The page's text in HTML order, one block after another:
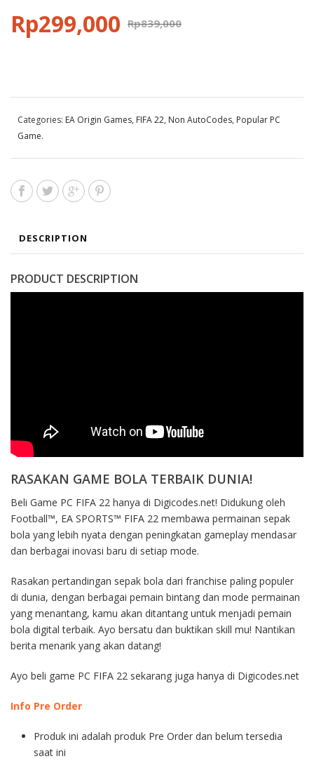
Rp839,000
Rp299,000
Categories: EA Origin Games, FIFA 22, Non AutoCodes, Popular PC
Game.
DESCRIPTION
PRODUCT DESCRIPTION
RASAKAN GAME BOLA TERBAIK DUNIA!
Beli Game PC FIFA 22 hanya di Digicodes.net! Didukung oleh
Football™, EA SPORTS™ FIFA 22 membawa permainan sepak
bola yang lebih nyata dengan peningkatan gameplay mendasar
dan berbagai inovasi baru di setiap mode.
Rasakan pertandingan sepak bola dari franchise paling populer
di dunia, dengan berbagai pemain bintang dan mode permainan
yang menantang, kamu akan ditantang untuk menjadi pemain
bola digital terbaik. Ayo bersatu dan buktikan skill mu! Nantikan
berita menarik yang akan datang!
Ayo beli game PC FIFA 22 sekarang juga hanya di Digicodes.net
Info Pre Order
Produk ini adalah produk Pre Order dan belum tersedia
saat ini